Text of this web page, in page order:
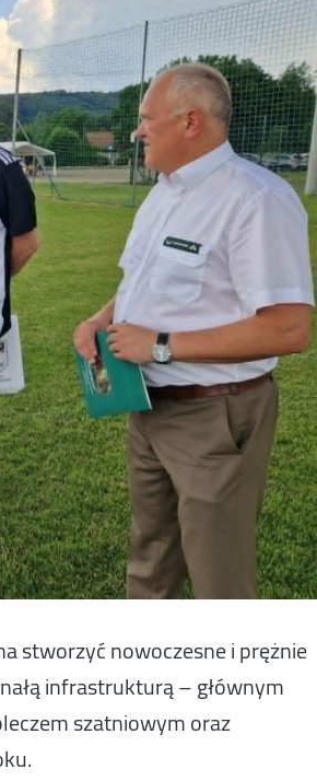
stworzyć nowoczesne i prężnie
infrastrukturą – głównym
szatniowym oraz